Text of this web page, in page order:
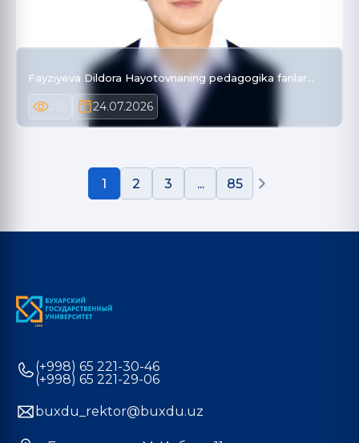
Fayziyeva Dildora Hayotovnaning pedagogika fanlar…
24.07.2026
1 2 3 ... 85
(+998) 65 221-30-46
(+998) 65 221-29-06
buxdu_rektor@buxdu.uz